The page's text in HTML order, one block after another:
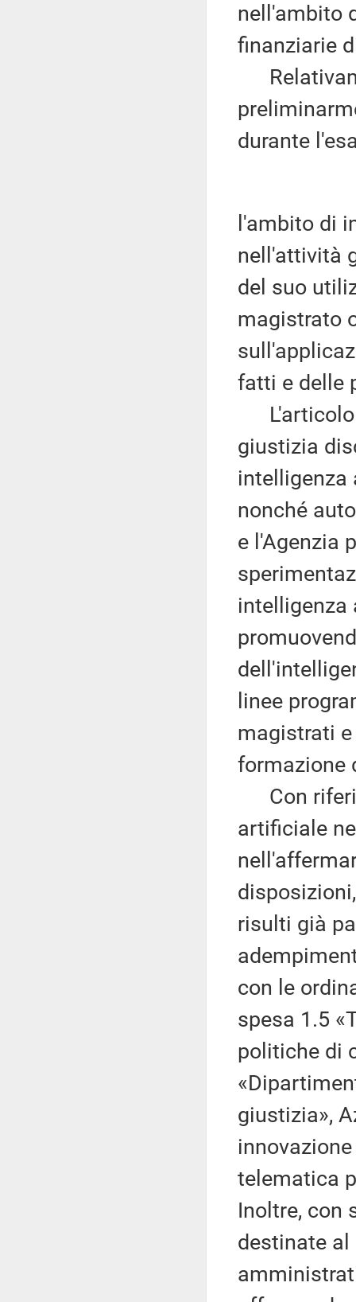
nell'ambito
finanziarie
durante
l'ambito di
nell'attività
del suo
magistrato
fatti e delle
L'articolo
giustizia
intelligenza
nonché
e l'Agenzia
intelligenza
linee
magistrati
formazione
Con
artificiale
risulti già
con le
spesa 1.5
politiche di
giustizia»,
telematica
Inoltre, con
destinate al